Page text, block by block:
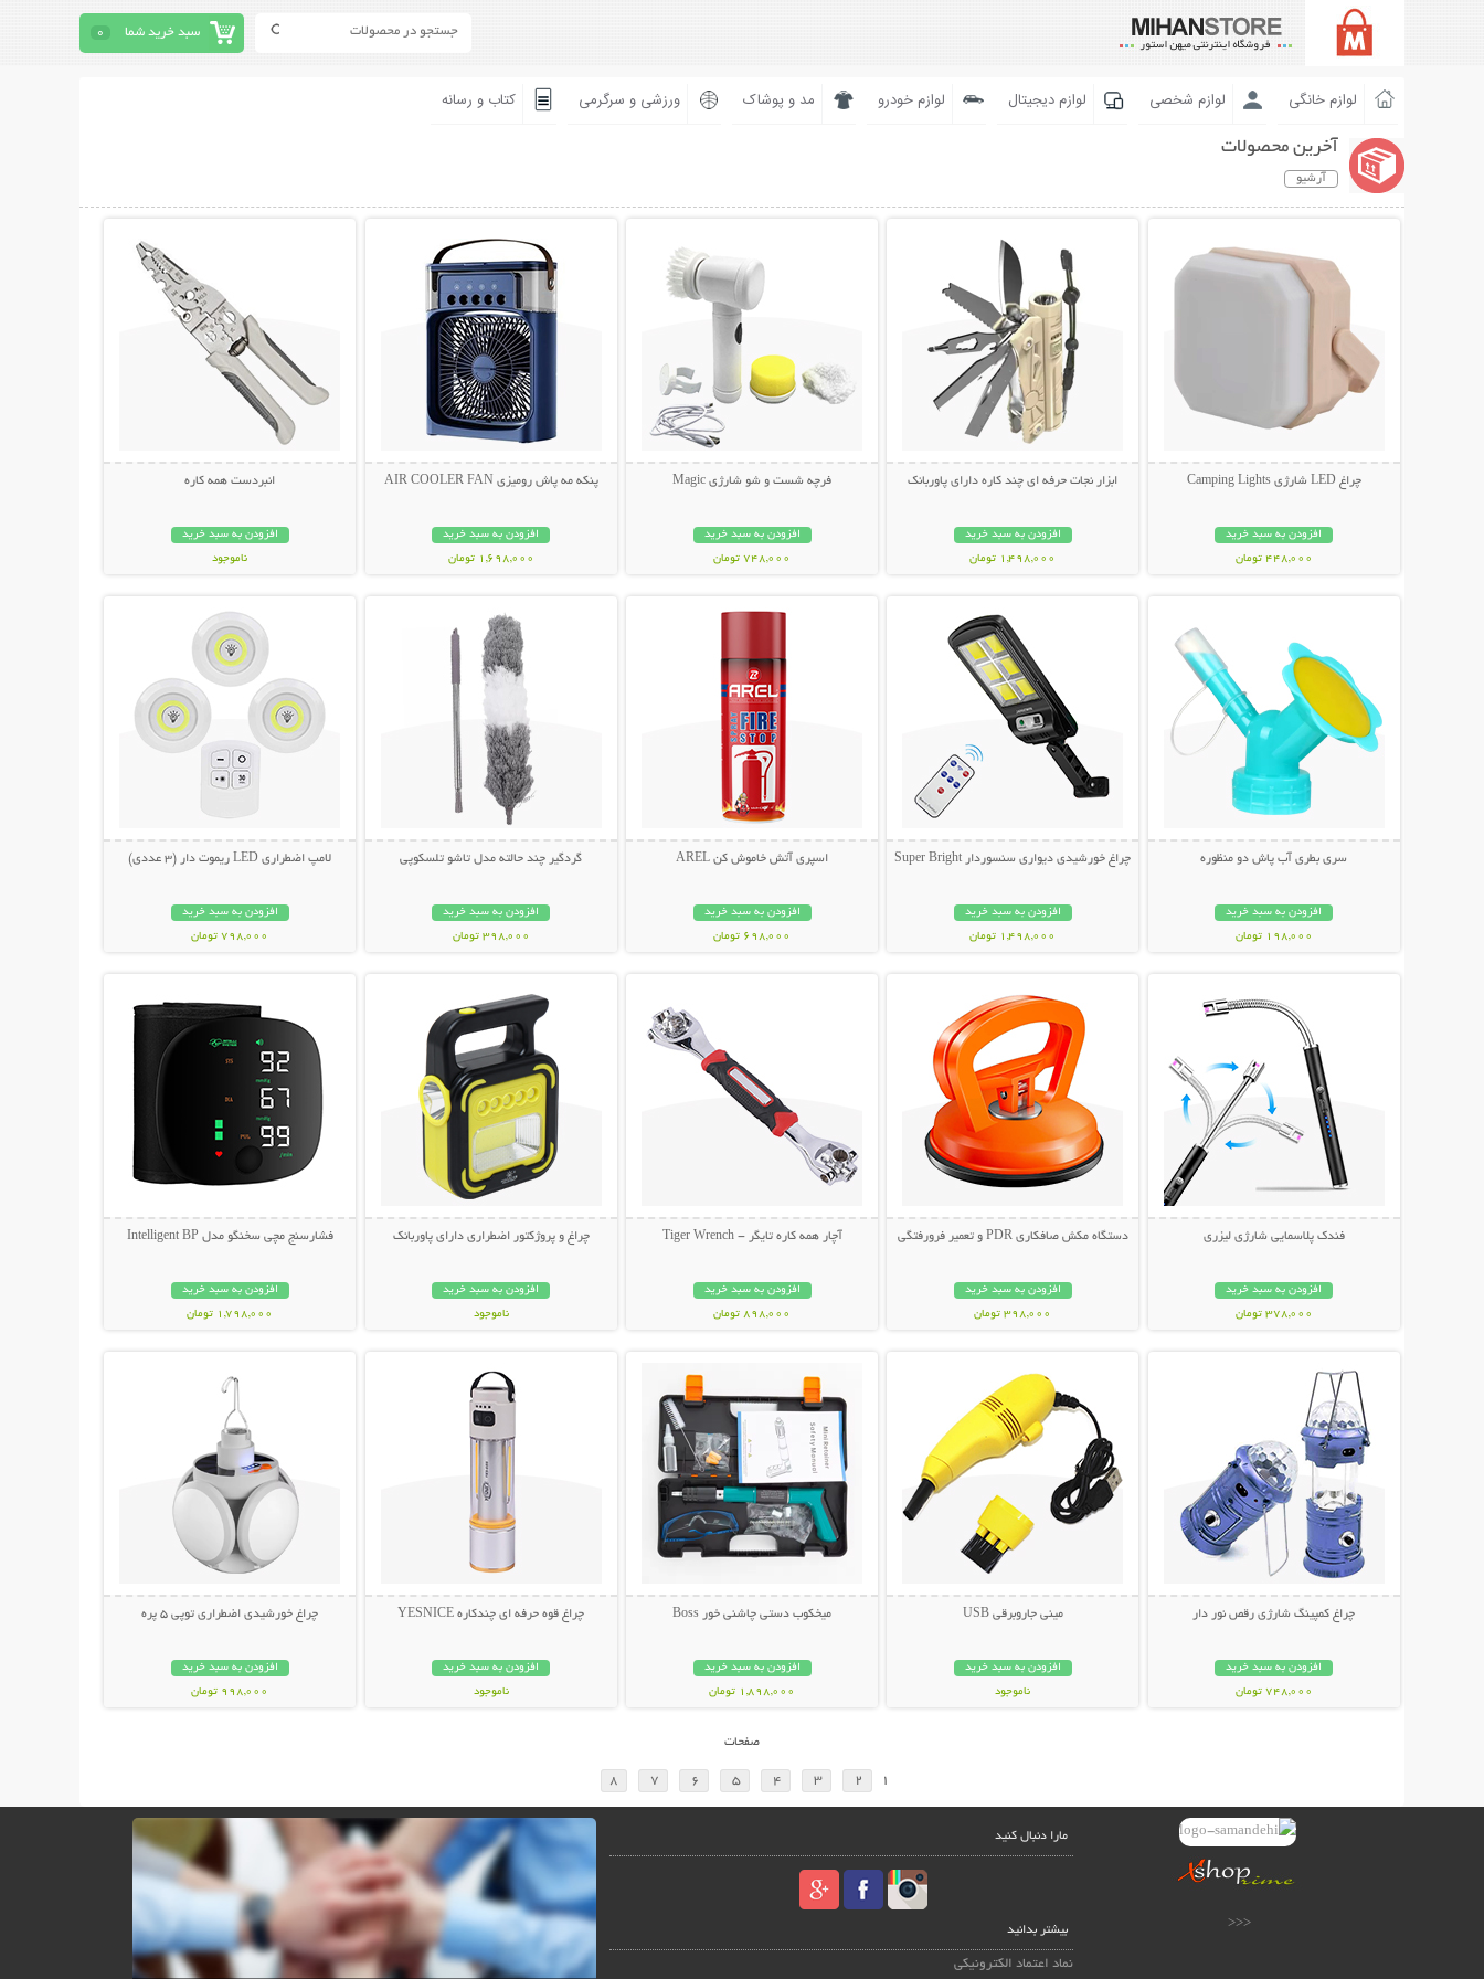
سبد خرید شما 0
لوازم خانگی لوازم شخصی لوازم دیجیتال لوازم خودرو مد و پوشاک ورزشی و سرگرمی کتاب و رسانه
آخرین محصولات
آرشیو
چراغ LED شارژی Camping Lights
افزودن به سبد خرید
448,000 تومان
ابزار نجات حرفه ای چند کاره دارای پاوربانک
افزودن به سبد خرید
1,498,000 تومان
فرچه شست و شو شارژی Magic
افزودن به سبد خرید
748,000 تومان
پنکه مه پاش رومیزی AIR COOLER FAN
افزودن به سبد خرید
1,698,000 تومان
انبردست همه کاره
افزودن به سبد خرید
ناموجود
سری بطری آب پاش دو منظوره
افزودن به سبد خرید
198,000 تومان
چراغ خورشیدی دیواری سنسوردار Super Bright
افزودن به سبد خرید
1,498,000 تومان
اسپری آتش خاموش کن AREL
افزودن به سبد خرید
698,000 تومان
گردگیر چند حالته مدل تاشو تلسکوپی
افزودن به سبد خرید
398,000 تومان
لامپ اضطراری LED ریموت دار (3 عددی)
افزودن به سبد خرید
798,000 تومان
فندک پلاسمایی شارژی لیزری
افزودن به سبد خرید
378,000 تومان
دستگاه مکش صافکاری PDR و تعمیر فرورفتگی
افزودن به سبد خرید
398,000 تومان
آچار همه کاره تایگر - Tiger Wrench
افزودن به سبد خرید
898,000 تومان
چراغ و پروژکتور اضطراری دارای پاوربانک
افزودن به سبد خرید
ناموجود
فشارسنج مچی سخنگو مدل Intelligent BP
افزودن به سبد خرید
1,798,000 تومان
چراغ کمپینگ شارژی رقص نور دار
افزودن به سبد خرید
748,000 تومان
مینی جاروبرقی USB
افزودن به سبد خرید
ناموجود
میخکوب دستی چاشنی خور Boss
افزودن به سبد خرید
1,898,000 تومان
چراغ قوه حرفه ای چندکاره YESNICE
افزودن به سبد خرید
ناموجود
چراغ خورشیدی اضطراری توپی 5 پره
افزودن به سبد خرید
998,000 تومان
صفحات
1
2
3
4
5
6
7
8
<<<
مارا دنبال کنید
بیشتر بدانید
نماد اعتماد الکترونیکی